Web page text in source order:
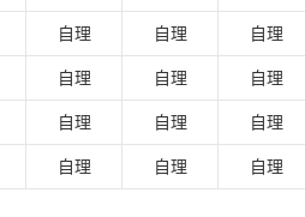
自理 自理 自理
自理 自理 自理
自理 自理 自理
自理 自理 自理